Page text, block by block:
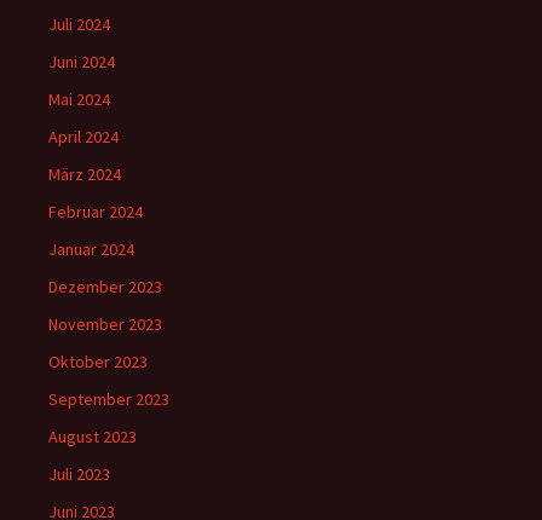
Juli 2024
Juni 2024
Mai 2024
April 2024
März 2024
Februar 2024
Januar 2024
Dezember 2023
November 2023
Oktober 2023
September 2023
August 2023
Juli 2023
Juni 2023